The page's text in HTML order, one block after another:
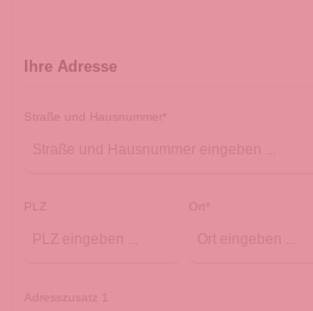
Ihre Adresse
Straße und Hausnummer*
PLZ Ort*
Adresszusatz 1